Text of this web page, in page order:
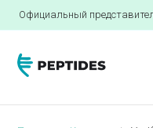
Официальный